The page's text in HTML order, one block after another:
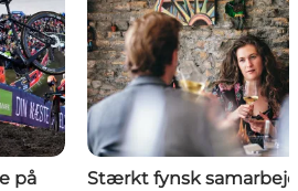
på
Stærkt fynsk